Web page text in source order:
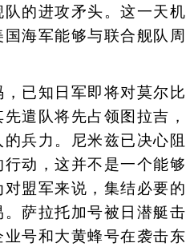
的进攻矛头。这一天机
海军能够与联合舰队周
已知日军即将对莫尔比
遣队将先占领图拉吉，
兵力。尼米兹已决心阻
动，这并不是一个能够
盟军来说，集结必要的
萨拉托加号被日潜艇击
号和大黄蜂号在袭击东